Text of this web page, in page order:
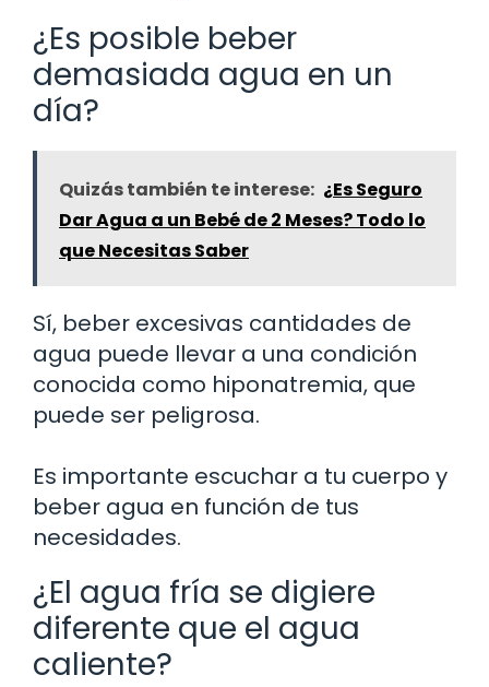
¿Es posible beber
demasiada agua en un
día?
Quizás también te interese: ¿Es Seguro
Dar Agua a un Bebé de 2 Meses? Todo lo
que Necesitas Saber
Sí, beber excesivas cantidades de
agua puede llevar a una condición
conocida como hiponatremia, que
puede ser peligrosa.
Es importante escuchar a tu cuerpo y
beber agua en función de tus
necesidades.
¿El agua fría se digiere
diferente que el agua
caliente?